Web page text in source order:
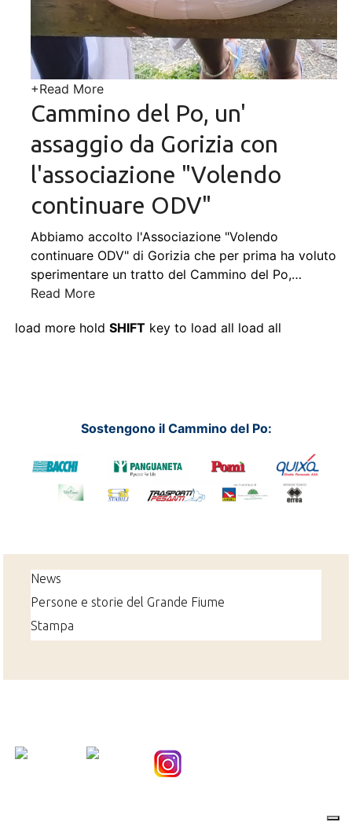
+Read More
Cammino del Po, un'
assaggio da Gorizia con
l'associazione "Volendo
continuare ODV"
Abbiamo accolto l'Associazione "Volendo
continuare ODV" di Gorizia che per prima ha voluto
sperimentare un tratto del Cammino del Po,…
Read More
load more holdSHIFT key to load all load all
Sostengono il Cammino del Po:
News
Persone e storie del Grande Fiume
Stampa